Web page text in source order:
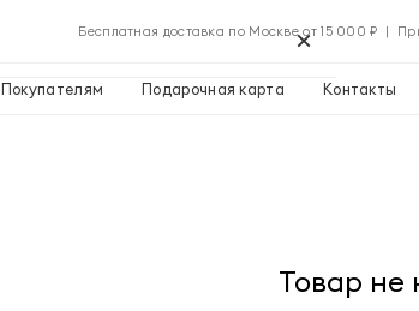
Бесплатная доставка по Москве от 15 000 ₽ |
Покупателям Подарочная карта Контакты
Товар не
×